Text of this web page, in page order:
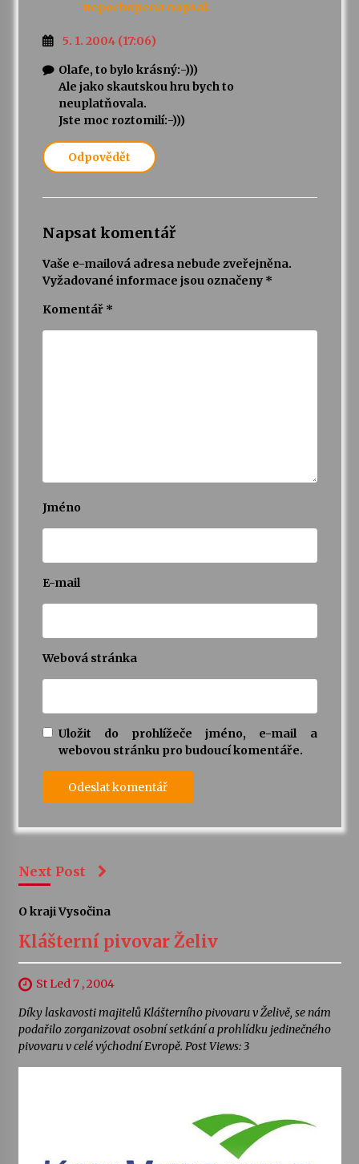
nepochopena napsal:
5. 1. 2004 (17:06)
Olafe, to bylo krásný:-)))
Ale jako skautskou hru bych to
neuplatňovala.
Jste moc roztomilí:-)))
Odpovědět
Napsat komentář
Vaše e-mailová adresa nebude zveřejněna.
Vyžadované informace jsou označeny *
Komentář *
Jméno
E-mail
Webová stránka
Uložit do prohlížeče jméno, e-mail a
webovou stránku pro budoucí komentáře.
Next Post
O kraji Vysočina
Klášterní pivovar Želiv
St Led 7 , 2004
Díky laskavosti majitelů Klášterního pivovaru v Želivě, se nám
podařilo zorganizovat osobní setkání a prohlídku jedinečného
pivovaru v celé východní Evropě. Post Views: 3